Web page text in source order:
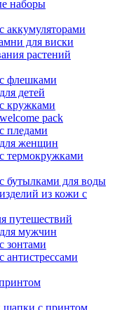
наборы
аккумуляторами
для виски
растений
флешками
детей
кружками
pack
пледами
женщин
термокружками
бутылками для воды
из кожи с
путешествий
мужчин
зонтами
шапки с принтом